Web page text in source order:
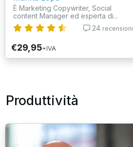
È Marketing Copywriter, Social
content Manager ed esperta di...
24 recensioni
€29,95+IVA
Produttività